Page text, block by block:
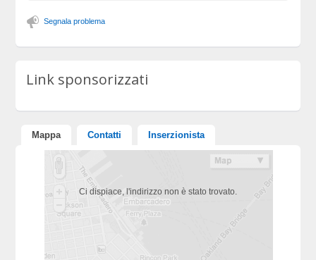
Segnala problema
Link sponsorizzati
Mappa Contatti Inserzionista
Ci dispiace, l'indirizzo non è stato trovato.